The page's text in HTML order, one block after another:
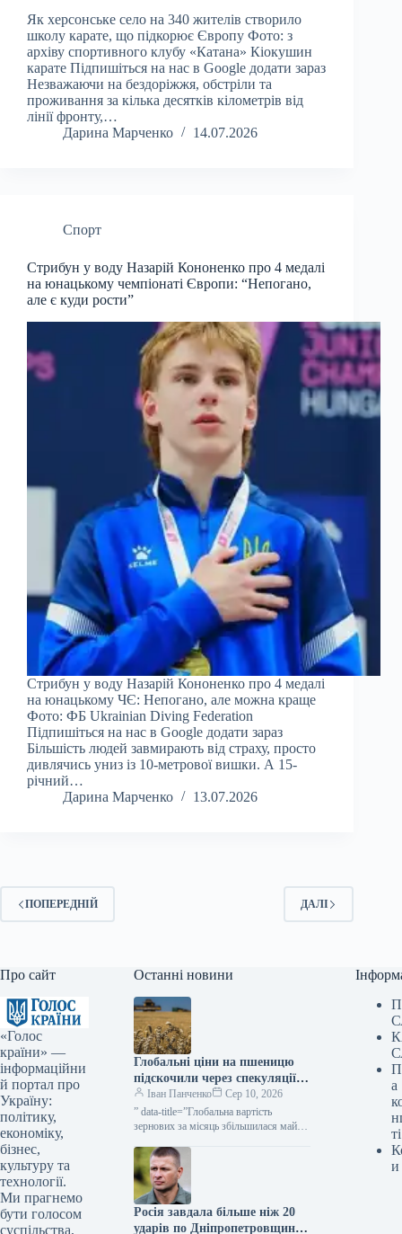
Як херсонське село на 340 жителів створило
школу карате, що підкорює Європу Фото: з
архіву спортивного клубу «Катана» Кіокушин
карате Підпишіться на нас в Google додати зараз
Незважаючи на бездоріжжя, обстріли та
проживання за кілька десятків кілометрів від
лінії фронту,…
Дарина Марченко
14.07.2026
Спорт
Стрибун у воду Назарій Кононенко про 4 медалі
на юнацькому чемпіонаті Європи: “Непогано,
але є куди рости”
Стрибун у воду Назарій Кононенко про 4 медалі
на юнацькому ЧЄ: Непогано, але можна краще
Фото: ФБ Ukrainian Diving Federation
Підпишіться на нас в Google додати зараз
Більшість людей завмирають від страху, просто
дивлячись униз із 10-метрової вишки. А 15-
річний…
Дарина Марченко
13.07.2026
ПОПЕРЕДНІЙ ДАЛІ
Про сайт
«Голос
країни» —
інформаційни
й портал про
Україну:
політику,
економіку,
бізнес,
культуру та
технології.
Ми прагнемо
бути голосом
суспільства,
Останні новини
Глобальні ціни на пшеницю
підскочили через спекуляції
та геополітичну напруженість
у Чорноморському басейні —
КУРКУЛЬ
Іван Панченко
Сер 10, 2026
” data-title=”Глобальна вартість
зернових за місяць збільшилася майже
url=”https://kurkul.com/news/41872-
svitovi-tsini-na-pshenitsyu-za-misyats-
zrosli-mayje-na-6–fao”> Глобальна
вартість зернових за місяць
збільшилася майже…
Росія завдала більше ніж 20
ударів по Дніпропетровщині,
а
ті
и